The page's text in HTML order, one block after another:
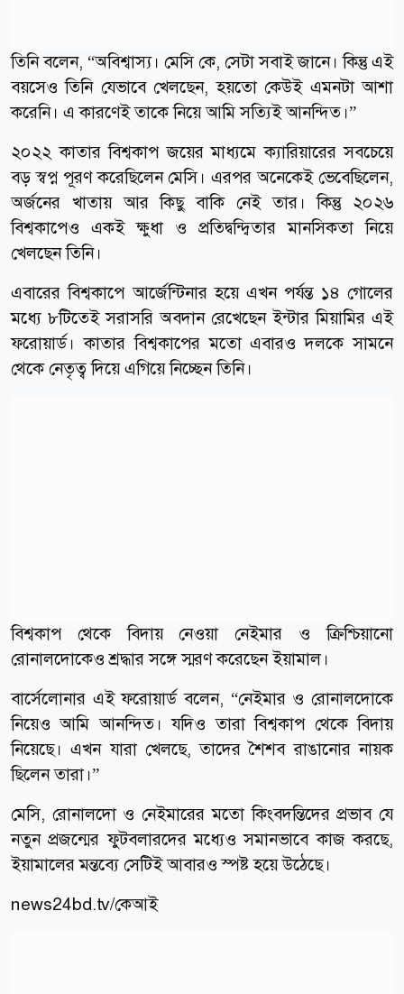
তিনি বলেন, “অবিশ্বাস্য। মেসি কে, সেটা সবাই জানে। কিন্তু এই
বয়সেও তিনি যেভাবে খেলছেন, হয়তো কেউই এমনটা আশা
করেনি। এ কারণেই তাকে নিয়ে আমি সত্যিই আনন্দিত।”
২০২২ কাতার বিশ্বকাপ জয়ের মাধ্যমে ক্যারিয়ারের সবচেয়ে
বড় স্বপ্ন পূরণ করেছিলেন মেসি। এরপর অনেকেই ভেবেছিলেন,
অর্জনের খাতায় আর কিছু বাকি নেই তার। কিন্তু ২০২৬
বিশ্বকাপেও একই ক্ষুধা ও প্রতিদ্বন্দ্বিতার মানসিকতা নিয়ে
খেলছেন তিনি।
এবারের বিশ্বকাপে আর্জেন্টিনার হয়ে এখন পর্যন্ত ১৪ গোলের
মধ্যে ৮টিতেই সরাসরি অবদান রেখেছেন ইন্টার মিয়ামির এই
ফরোয়ার্ড। কাতার বিশ্বকাপের মতো এবারও দলকে সামনে
থেকে নেতৃত্ব দিয়ে এগিয়ে নিচ্ছেন তিনি।
বিশ্বকাপ থেকে বিদায় নেওয়া নেইমার ও ক্রিশ্চিয়ানো
রোনালদোকেও শ্রদ্ধার সঙ্গে স্মরণ করেছেন ইয়ামাল।
বার্সেলোনার এই ফরোয়ার্ড বলেন, “নেইমার ও রোনালদোকে
নিয়েও আমি আনন্দিত। যদিও তারা বিশ্বকাপ থেকে বিদায়
নিয়েছে। এখন যারা খেলছে, তাদের শৈশব রাঙানোর নায়ক
ছিলেন তারা।”
মেসি, রোনালদো ও নেইমারের মতো কিংবদন্তিদের প্রভাব যে
নতুন প্রজন্মের ফুটবলারদের মধ্যেও সমানভাবে কাজ করছে,
ইয়ামালের মন্তব্যে সেটিই আবারও স্পষ্ট হয়ে উঠেছে।
news24bd.tv/কেআই